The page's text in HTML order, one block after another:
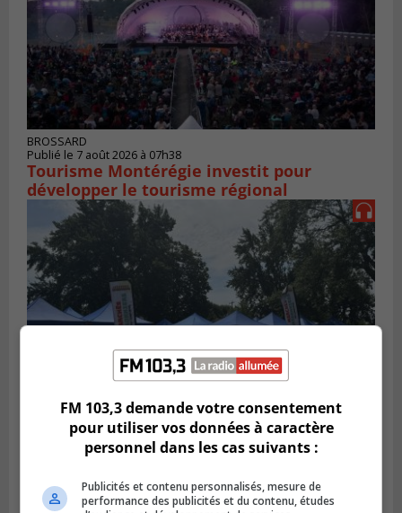
BROSSARD
Publié le 7 août 2026 à 07h38
Tourisme Montérégie investit pour
développer le tourisme régional
SAINT-HUBERT
Publié le 3 août 2026 à 12h00
L’arrivée du marché saisonnier à Saint-
Hubert
FM 103,3 demande votre consentement
pour utiliser vos données à caractère
personnel dans les cas suivants :
Publicités et contenu personnalisés, mesure de
performance des publicités et du contenu, études